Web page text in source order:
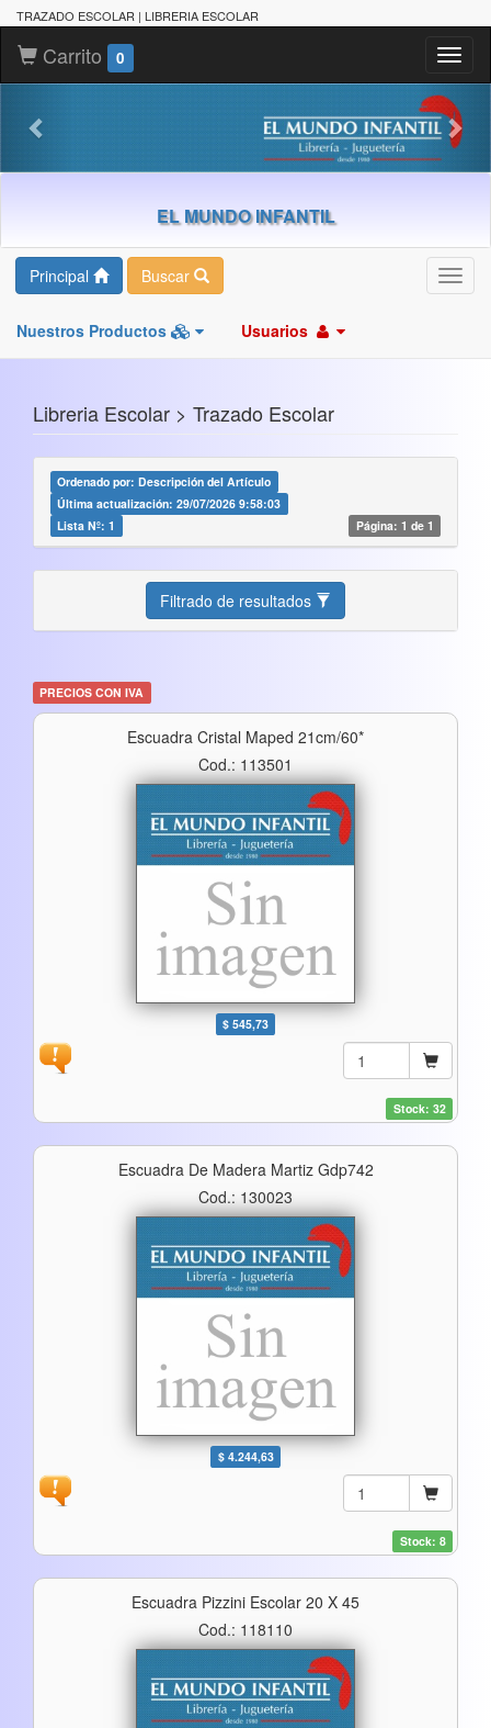
TRAZADO ESCOLAR | LIBRERIA ESCOLAR
Carrito 0
EL MUNDO INFANTIL
Principal Buscar
Nuestros Productos Usuarios
Libreria Escolar > Trazado Escolar
Ordenado por: Descripción del Artículo
Última actualización: 29/07/2026 9:58:03
Lista Nº: 1
Página: 1 de 1
Filtrado de resultados
PRECIOS CON IVA
Escuadra Cristal Maped 21cm/60*
Cod.: 113501
$ 545,73
Stock: 32
Escuadra De Madera Martiz Gdp742
Cod.: 130023
$ 4.244,63
Stock: 8
Escuadra Pizzini Escolar 20 X 45
Cod.: 118110